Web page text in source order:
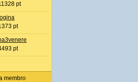
pt
pt
pt
membro